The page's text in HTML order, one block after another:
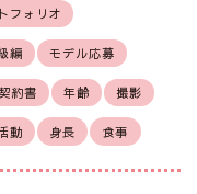
フォリオ
編 モデル応募
約書 年齢 撮影
動 身長 食事